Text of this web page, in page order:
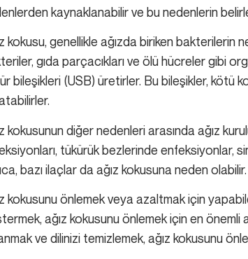
kaynaklanabilir ve bu nedenlerin
kokusu, genellikle ağızda biriken bakterilerin
gıda parçacıkları ve ölü hücreler gibi
bileşikleri (USB) üretirler. Bu bileşikler, kötü
kokusunun diğer nedenleri arasında ağız
tükürük bezlerinde enfeksiyonlar,
bazı ilaçlar da ağız kokusuna neden olabilir.
kokusunu önlemek veya azaltmak için
ağız kokusunu önlemek için en önemli
ve dilinizi temizlemek, ağız kokusunu